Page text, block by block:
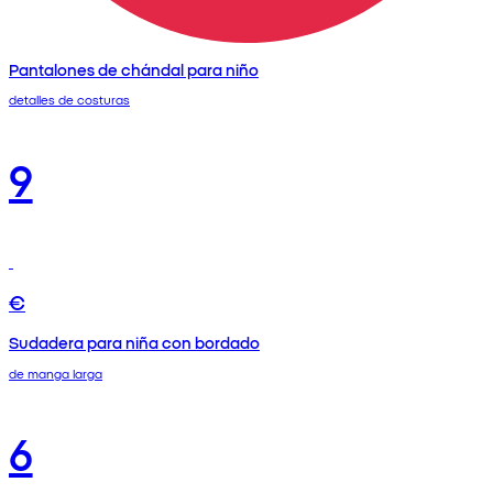
Pantalones de chándal para niño
detalles de costuras
9
€
Sudadera para niña con bordado
de manga larga
6